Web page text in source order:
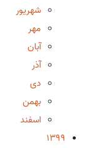
شهریور
مهر
آبان
آذر
دی
بهمن
اسفند
1399